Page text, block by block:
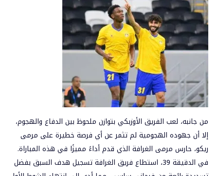
من جانبه، لعب الفريق الأوزبكي بتوازن ملحوظ بين الدفاع والهجوم،
إلا أن جهوده الهجومية لم تثمر عن أي فرصة خطيرة على مرمى
ريكو، حارس مرمى الغرافة الذي قدم أداءً مميزًا في هذه المباراة.
في الدقيقة 39، استطاع فريق الغرافة تسجيل هدف السبق بفضل